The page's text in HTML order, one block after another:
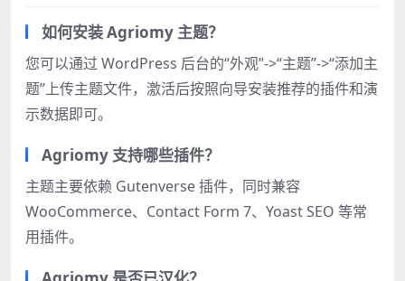
如何安装 Agriomy 主题？
您可以通过 WordPress 后台的“外观”->“主题”->“添加主
题”上传主题文件，激活后按照向导安装推荐的插件和演
示数据即可。
Agriomy 支持哪些插件？
主题主要依赖 Gutenverse 插件，同时兼容
WooCommerce、Contact Form 7、Yoast SEO 等常
用插件。